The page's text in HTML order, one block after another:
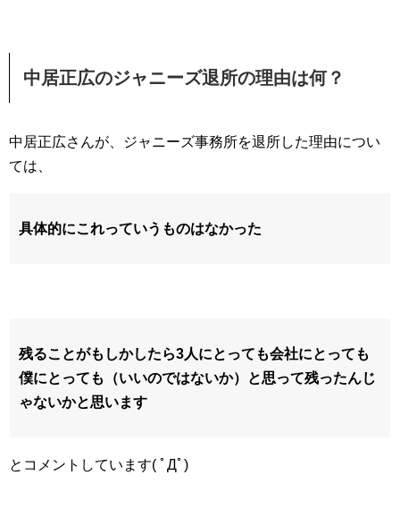
中居正広のジャニーズ退所の理由は何？
中居正広さんが、ジャニーズ事務所を退所した理由につい
ては、
具体的にこれっていうものはなかった
残ることがもしかしたら3人にとっても会社にとっても
僕にとっても（いいのではないか）と思って残ったんじ
ゃないかと思います
とコメントしています( ﾟДﾟ)